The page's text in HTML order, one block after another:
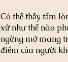
Có thể thấy, tấm
xử như thế nào
ngừng mở mang
điểm của người